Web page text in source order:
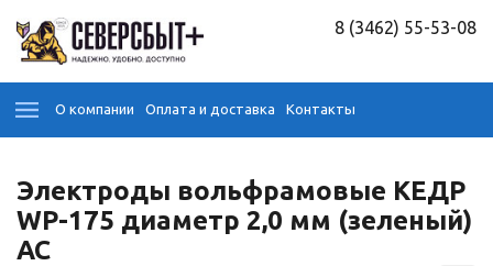
8 (3462) 55-53-08
О компании Оплата и доставка Контакты
Электроды вольфрамовые КЕДР
WP-175 диаметр 2,0 мм (зеленый)
AC